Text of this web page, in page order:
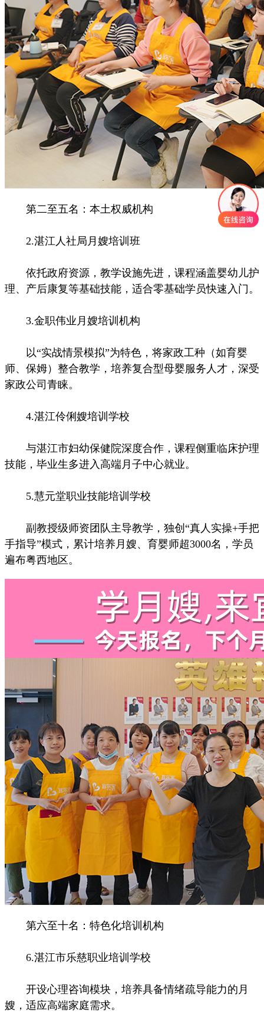
第二至五名：本土权威机构
2.湛江人社局月嫂培训班
依托政府资源，教学设施先进，课程涵盖婴幼儿护
理、产后康复等基础技能，适合零基础学员快速入门。
3.金职伟业月嫂培训机构
以“实战情景模拟”为特色，将家政工种（如育婴
师、保姆）整合教学，培养复合型母婴服务人才，深受
家政公司青睐。
4.湛江伶俐嫂培训学校
与湛江市妇幼保健院深度合作，课程侧重临床护理
技能，毕业生多进入高端月子中心就业。
5.慧元堂职业技能培训学校
副教授级师资团队主导教学，独创“真人实操+手把
手指导”模式，累计培养月嫂、育婴师超3000名，学员
遍布粤西地区。
第六至十名：特色化培训机构
6.湛江市乐慈职业培训学校
开设心理咨询模块，培养具备情绪疏导能力的月
嫂，适应高端家庭需求。